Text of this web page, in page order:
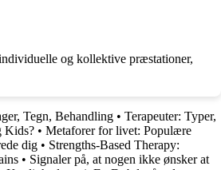
og kollektive præstationer,
Tegn, Behandling • Terapeuter: Typer,
Kids? • Metaforer for livet: Populære
dig • Strengths-Based Therapy:
• Signaler på, at nogen ikke ønsker at